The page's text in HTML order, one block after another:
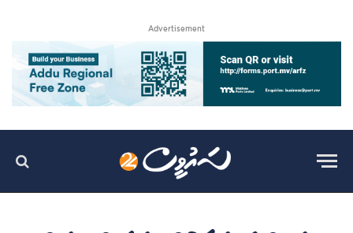
Advertisement